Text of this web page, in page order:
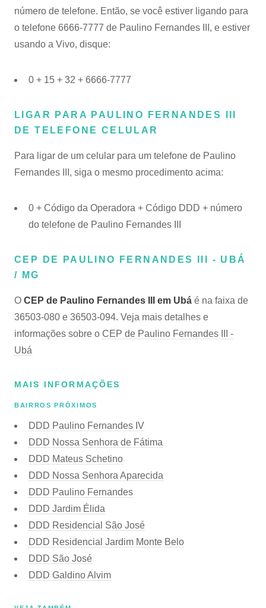
número de telefone. Então, se você estiver ligando para
o telefone 6666-7777 de Paulino Fernandes III, e estiver
usando a Vivo, disque:
0 + 15 + 32 + 6666-7777
LIGAR PARA PAULINO FERNANDES III
DE TELEFONE CELULAR
Para ligar de um celular para um telefone de Paulino
Fernandes III, siga o mesmo procedimento acima:
0 + Código da Operadora + Código DDD + número
do telefone de Paulino Fernandes III
CEP DE PAULINO FERNANDES III - UBÁ
/ MG
O CEP de Paulino Fernandes III em Ubá é na faixa de
36503-080 e 36503-094. Veja mais detalhes e
informações sobre o CEP de Paulino Fernandes III -
Ubá
MAIS INFORMAÇÕES
BAIRROS PRÓXIMOS
DDD Paulino Fernandes IV
DDD Nossa Senhora de Fátima
DDD Mateus Schetino
DDD Nossa Senhora Aparecida
DDD Paulino Fernandes
DDD Jardim Élida
DDD Residencial São José
DDD Residencial Jardim Monte Belo
DDD São José
DDD Galdino Alvim